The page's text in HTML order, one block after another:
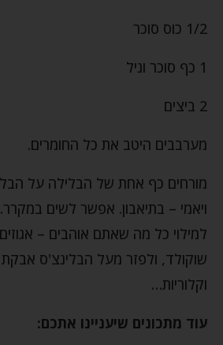
1/2 כוס סוכר
1 כף סוכר וניל
2 ביצים
מערבבים היטב את כל החומרים.
מורחים כף אחת של הבלילה על
ויאמי – בתיאבון. אפשר לשים
למילוי כל מה שאתם אוהבים –
שוקולד, ולפזר מעל הבלינצ'ס
וקלוריות…
עוד מתכונים שיעניינו אתכם: